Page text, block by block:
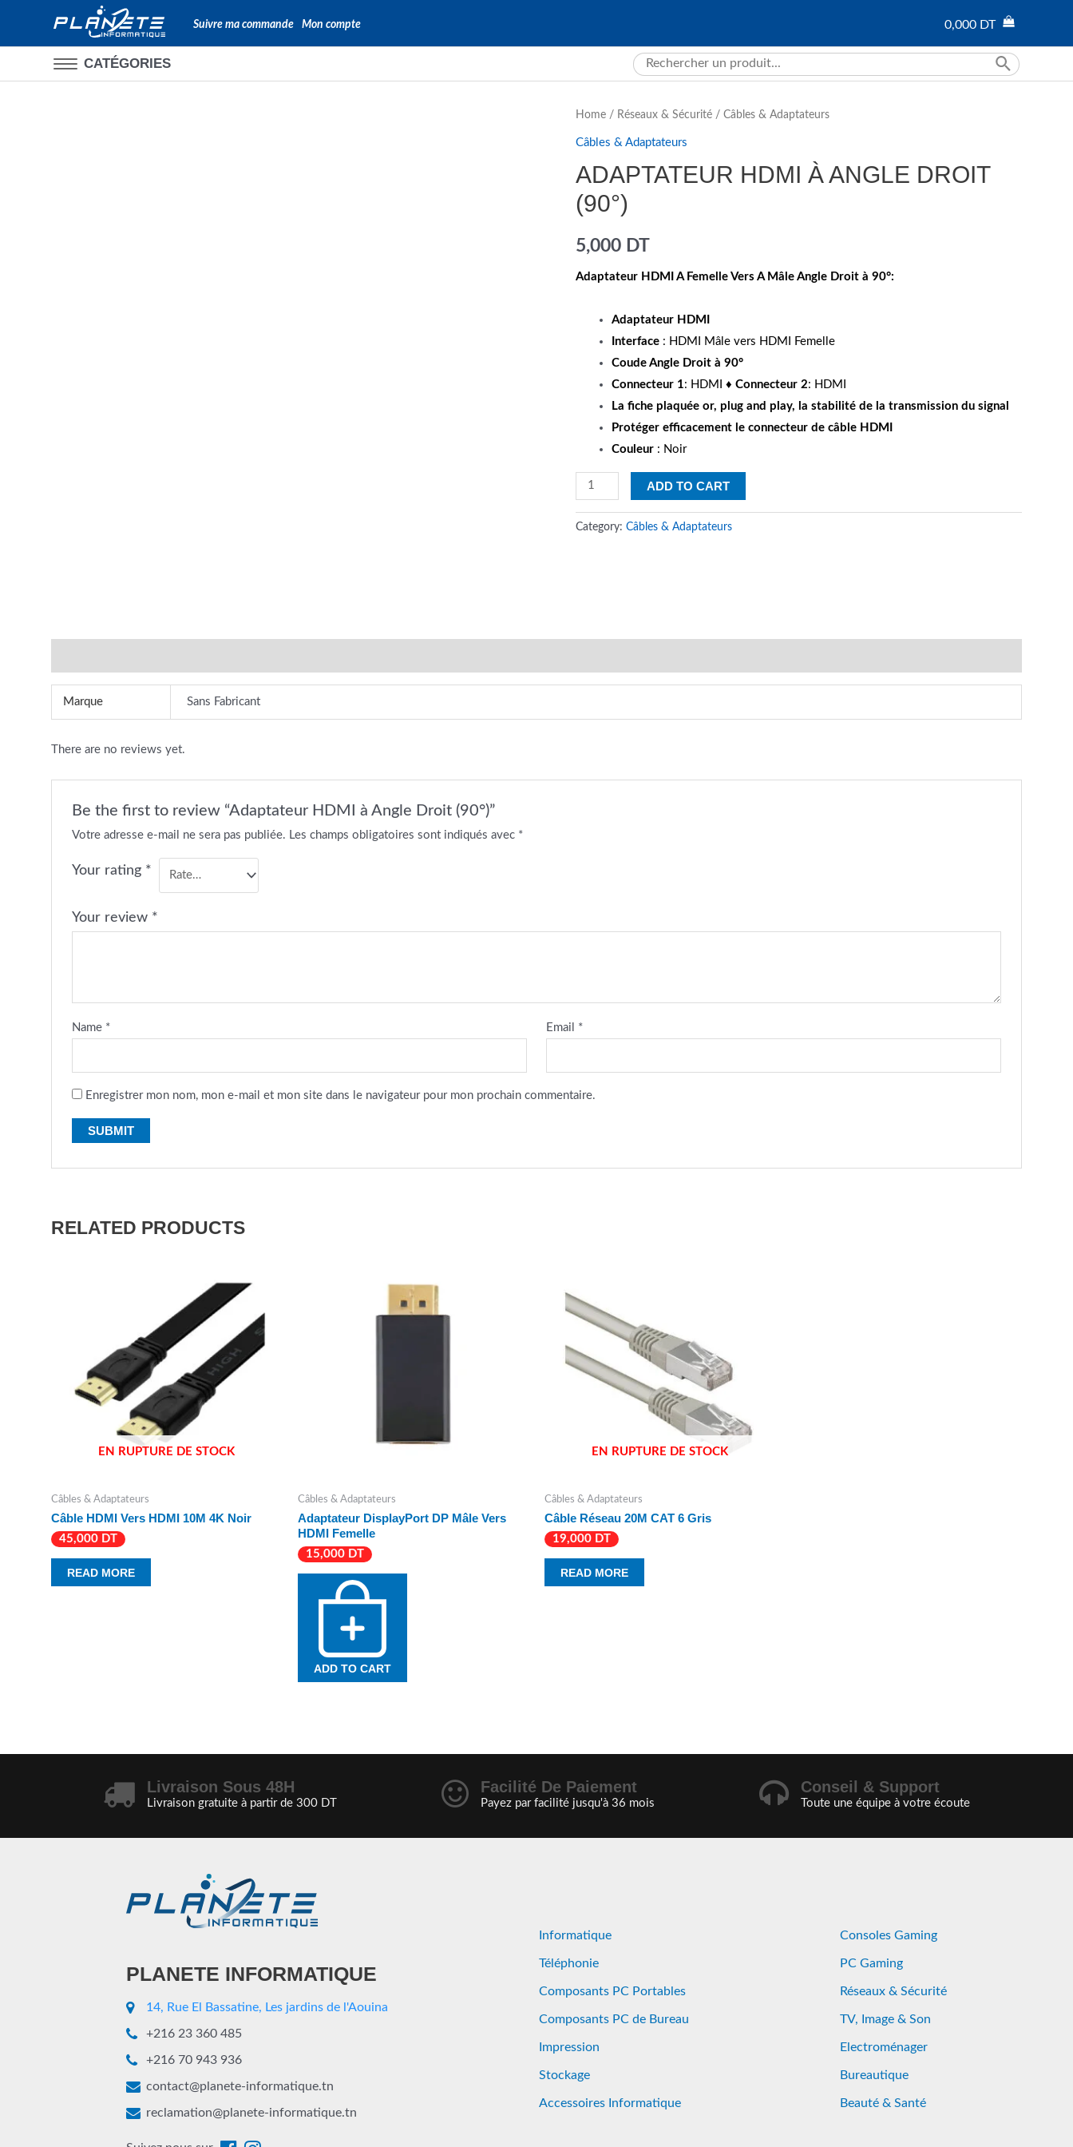
Suivre ma commande Mon compte 0,000 DT
CATÉGORIES
Search
for:
Home/ Réseaux & Sécurité/ Câbles & Adaptateurs
Câbles & Adaptateurs
ADAPTATEUR HDMI À ANGLE DROIT
(90°)
5,000 DT
Adaptateur HDMI A Femelle Vers A Mâle Angle Droit à 90°:
Adaptateur HDMI
Interface: HDMI Mâle vers HDMI Femelle
Coude Angle Droit à 90°
Connecteur 1: HDMI ♦ Connecteur 2: HDMI
La fiche plaquée or, plug and play, la stabilité de la transmission du signal
Protéger efficacement le connecteur de câble HDMI
Couleur: Noir
Adaptateur
HDMI
à
ADD TO CART
Category: Câbles & Adaptateurs
Marque Sans Fabricant
There are no reviews yet.
Be the first to review “Adaptateur HDMI à Angle Droit (90°)”
Votre adresse e-mail ne sera pas publiée. Les champs obligatoires sont indiqués avec *
Your rating *
Your review *
Name * Email *
Enregistrer mon nom, mon e-mail et mon site dans le navigateur pour mon prochain commentaire.
RELATED PRODUCTS
EN RUPTURE DE STOCK
Câbles & Adaptateurs
Câble HDMI Vers HDMI 10M 4K Noir
45,000 DT
READ MORE
Câbles & Adaptateurs
Adaptateur DisplayPort DP Mâle Vers
HDMI Femelle
15,000 DT
ADD TO CART
EN RUPTURE DE STOCK
Câbles & Adaptateurs
Câble Réseau 20M CAT 6 Gris
19,000 DT
READ MORE
Livraison Sous 48H
Livraison gratuite à partir de 300 DT
Facilité De Paiement
Payez par facilité jusqu'à 36 mois
Conseil & Support
Toute une équipe à votre écoute
PLANETE INFORMATIQUE
14, Rue El Bassatine, Les jardins de l'Aouina
+216 23 360 485
+216 70 943 936
contact@planete-informatique.tn
reclamation@planete-informatique.tn
Informatique
Téléphonie
Composants PC Portables
Composants PC de Bureau
Impression
Stockage
Accessoires Informatique
Consoles Gaming
PC Gaming
Réseaux & Sécurité
TV, Image & Son
Electroménager
Bureautique
Beauté & Santé